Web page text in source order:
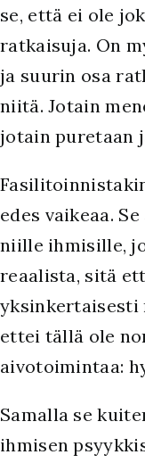
se, että ei ole
ratkaisuja. On
ja suurin osa
niitä. Jotain
jotain puretaan
edes vaikeaa.
niille ihmisille,
reaalista, sitä
yksinkertaisesti
ettei tällä ole
aivotoimintaa:
Samalla se
ihmisen